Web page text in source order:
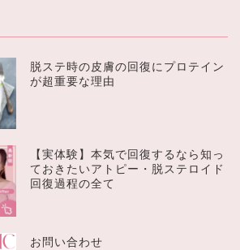
脱ステ時の皮膚の回復にプロテイン
が超重要な理由
【実体験】本気で回復するなら知っ
ておきたいアトピー・脱ステロイド
回復過程の全て
お問い合わせ